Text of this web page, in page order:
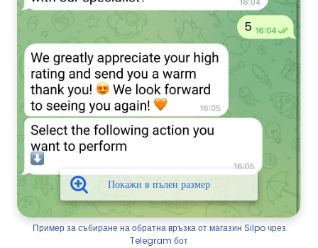
Пример за събиране на обратна връзка от магазин Silpo чрез
Telegram бот